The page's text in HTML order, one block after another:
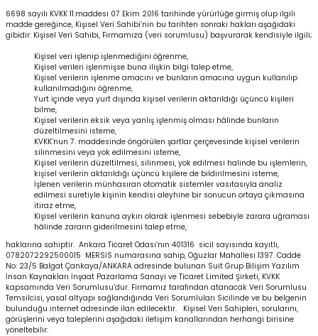
6698 sayılı KVKK 11.maddesi 07 Ekim 2016 tarihinde yürürlüğe girmiş olup ilgili
madde gereğince, Kişisel Veri Sahibi’nin bu tarihten sonraki hakları aşağıdaki
gibidir: Kişisel Veri Sahibi, Firmamıza (veri sorumlusu) başvurarak kendisiyle ilgili;
Kişisel veri işlenip işlenmediğini öğrenme,
Kişisel verileri işlenmişse buna ilişkin bilgi talep etme,
Kişisel verilerin işlenme amacını ve bunların amacına uygun kullanılıp
kullanılmadığını öğrenme,
Yurt içinde veya yurt dışında kişisel verilerin aktarıldığı üçüncü kişileri
bilme,
Kişisel verilerin eksik veya yanlış işlenmiş olması hâlinde bunların
düzeltilmesini isteme,
KVKK’nun 7. maddesinde öngörülen şartlar çerçevesinde kişisel verilerin
silinmesini veya yok edilmesini isteme,
Kişisel verilerin düzeltilmesi, silinmesi, yok edilmesi halinde bu işlemlerin,
kişisel verilerin aktarıldığı üçüncü kişilere de bildirilmesini isteme,
İşlenen verilerin münhasıran otomatik sistemler vasıtasıyla analiz
edilmesi suretiyle kişinin kendisi aleyhine bir sonucun ortaya çıkmasına
itiraz etme,
Kişisel verilerin kanuna aykırı olarak işlenmesi sebebiyle zarara uğraması
hâlinde zararın giderilmesini talep etme,
haklarına sahiptir. Ankara Ticaret Odası’nın 401316 sicil sayısında kayıtlı,
0782072292500015 MERSİS numarasına sahip, Oğuzlar Mahallesi 1397. Cadde
No: 23/5 Balgat Çankaya/ANKARA adresinde bulunan Suit Grup Bilişim Yazılım
İnsan Kaynakları İnşaat Pazarlama Sanayi ve Ticaret Limited Şirketi, KVKK
kapsamında Veri Sorumlusu’dur. Firmamız tarafından atanacak Veri Sorumlusu
Temsilcisi, yasal altyapı sağlandığında Veri Sorumluları Sicilinde ve bu belgenin
bulunduğu internet adresinde ilan edilecektir. Kişisel Veri Sahipleri, sorularını,
görüşlerini veya taleplerini aşağıdaki iletişim kanallarından herhangi birisine
yöneltebilir: